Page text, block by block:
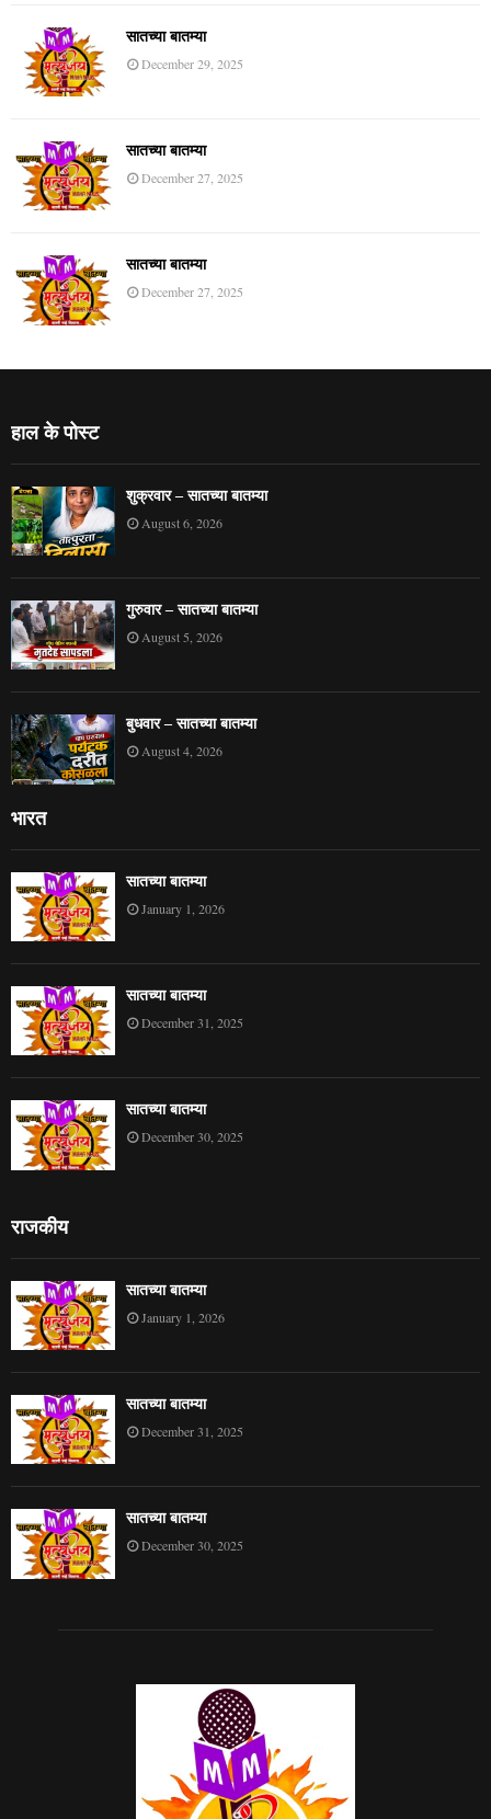
सातच्या बातम्या
December 29, 2025
सातच्या बातम्या
December 27, 2025
सातच्या बातम्या
December 27, 2025
हाल के पोस्ट
शुक्रवार – सातच्या बातम्या
August 6, 2026
गुरुवार – सातच्या बातम्या
August 5, 2026
बुधवार – सातच्या बातम्या
August 4, 2026
भारत
सातच्या बातम्या
January 1, 2026
सातच्या बातम्या
December 31, 2025
सातच्या बातम्या
December 30, 2025
राजकीय
सातच्या बातम्या
January 1, 2026
सातच्या बातम्या
December 31, 2025
सातच्या बातम्या
December 30, 2025